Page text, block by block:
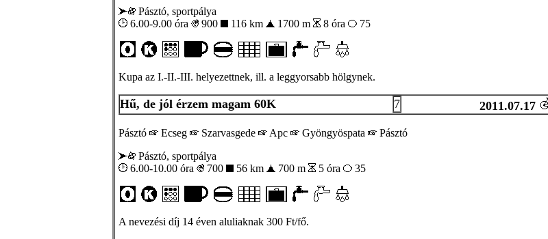
Pásztó, sportpálya
6.00-9.00 óra
900 116 km 1700 m 8 óra 75
Kupa az I.-II.-III. helyezettnek, ill. a leggyorsabb hölgynek.
Hű, de jól érzem magam 60K 7 2011.07.17
Pásztó Ecseg Szarvasgede Apc Gyöngyöspata
Pásztó
Pásztó, sportpálya
6.00-10.00 óra
700 56 km 700 m 5 óra 35
A nevezési díj 14 éven aluliaknak 300 Ft/fő.